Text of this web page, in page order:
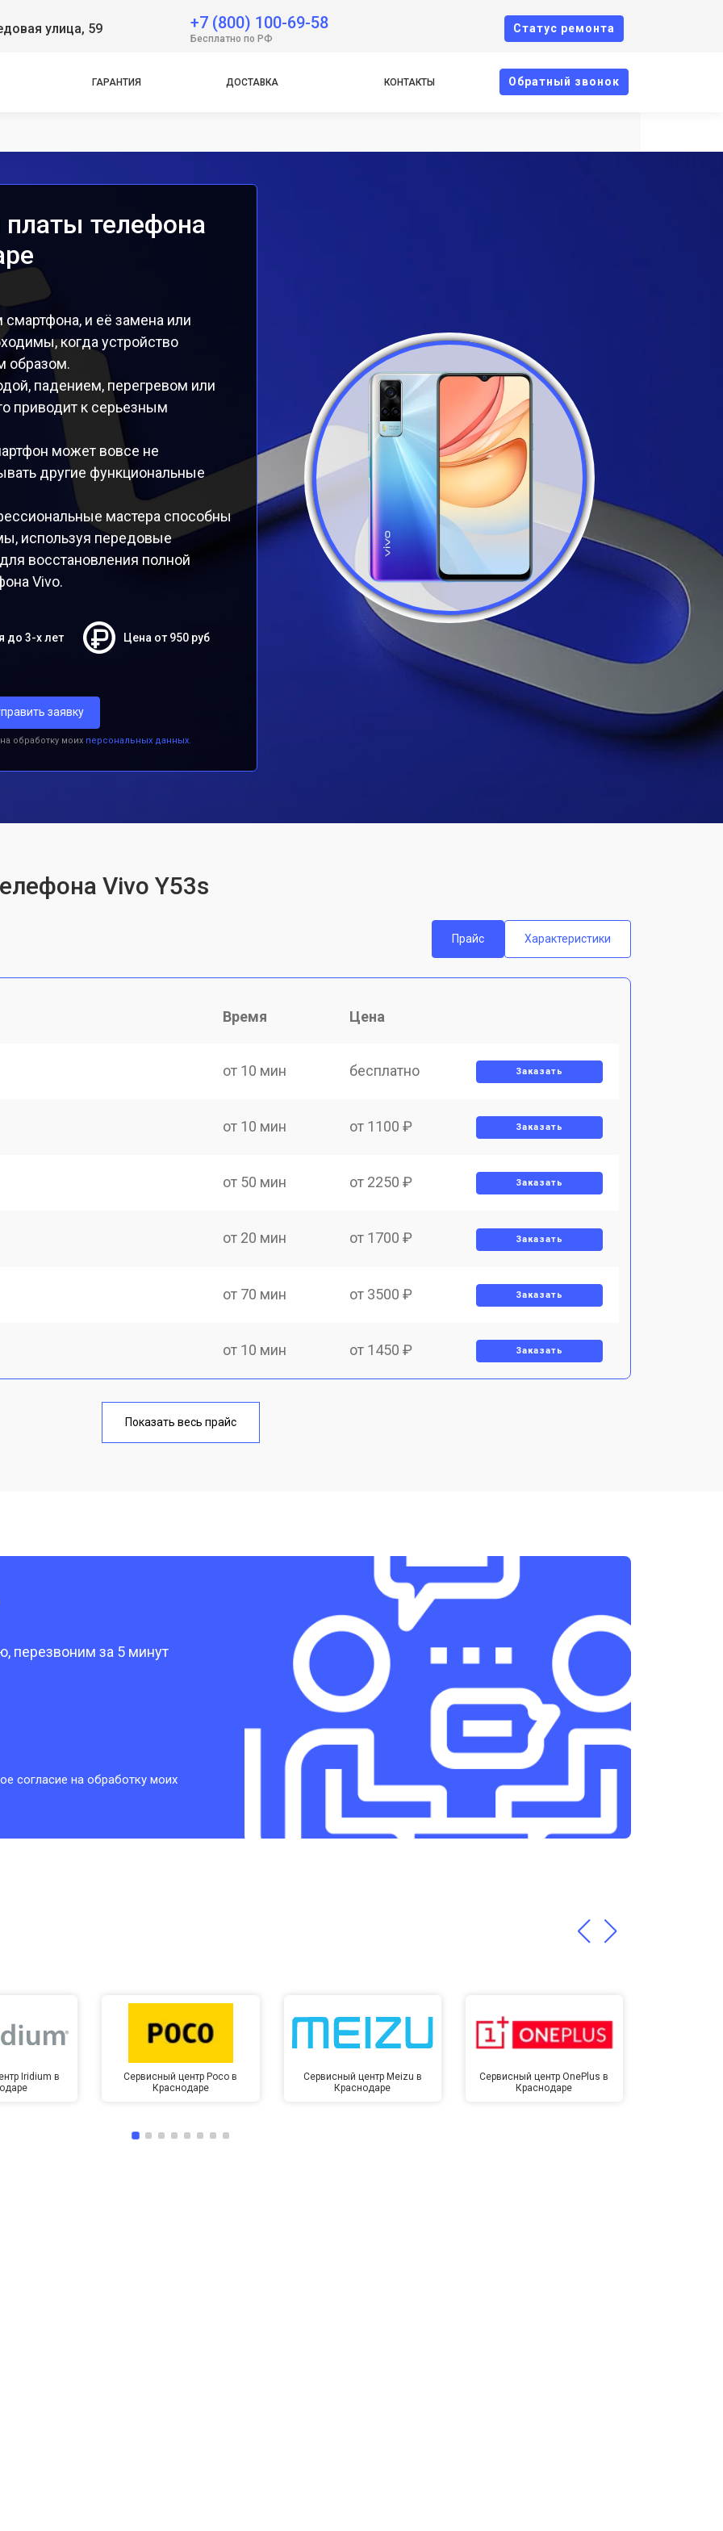
улица, 59 +7 (800) 100-69-58
Бесплатно по РФ
Cтатус ремонта
ГАРАНТИЯ ДОСТАВКА КОНТАКТЫ Oбратный звонок
телефона
и её замена или
когда устройство
образом.
падением, перегревом или
приводит к серьезным
может вовсе не
другие функциональные
мастера способны
используя передовые
восстановления полной
Vivo.
до 3-х лет Цена от 950 руб
заявку
обработку моих персональных данных.
Vivo Y53s
Прайс
Характеристики
Время Цена
от 10 мин бесплатно Заказать
от 10 мин от 1100 ₽ Заказать
от 50 мин от 2250 ₽ Заказать
от 20 мин от 1700 ₽ Заказать
от 70 мин от 3500 ₽ Заказать
от 10 мин от 1450 ₽ Заказать
от 40 мин
от 3300 ₽
от 1400 ₽ Заказать
от 2700 ₽ Заказать
от 950 ₽ Заказать
от 1750 ₽
Показать весь прайс
перезвоним за 5 минут
согласие на обработку моих
Iridium в
Сервисный центр Poco в
Краснодаре
Сервисный центр Meizu в
Краснодаре
Сервисный центр OnePlus в
Краснодаре